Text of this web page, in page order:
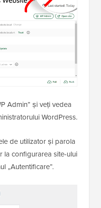
Admin” și veți vedea
WordPress.
de utilizator și parola
la configurarea site-ului
„Autentificare”.